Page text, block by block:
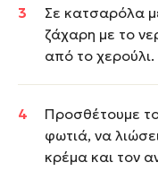
Σε κατσαρόλα
ζάχαρη με το
από το χερούλι.
Προσθέτουμε
φωτιά, να
κρέμα και τον